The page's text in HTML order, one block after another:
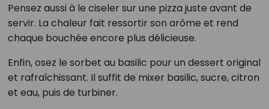
Pensez aussi à le ciseler sur une pizza juste avant de
servir. La chaleur fait ressortir son arôme et rend
chaque bouchée encore plus délicieuse.
Enfin, osez le sorbet au basilic pour un dessert original
et rafraîchissant. Il suffit de mixer basilic, sucre, citron
et eau, puis de turbiner.